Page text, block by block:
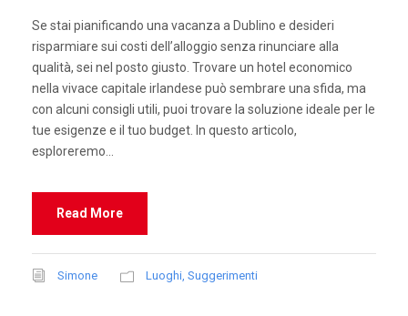
Se stai pianificando una vacanza a Dublino e desideri
risparmiare sui costi dell’alloggio senza rinunciare alla
qualità, sei nel posto giusto. Trovare un hotel economico
nella vivace capitale irlandese può sembrare una sfida, ma
con alcuni consigli utili, puoi trovare la soluzione ideale per le
tue esigenze e il tuo budget. In questo articolo,
esploreremo...
Read More
Simone Luoghi Suggerimenti